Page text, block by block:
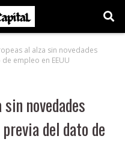
al alza sin novedades
empleo en EEUU
novedades
del dato de